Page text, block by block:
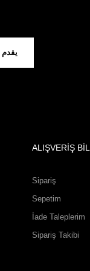
يقدم
ALIŞVERİŞ
Sipariş
Sepetim
İade Taleplerim
Sipariş Takibi